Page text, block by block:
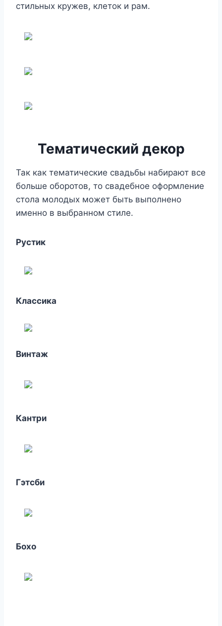
стильных кружев, клеток и рам.
Тематический декор
Так как тематические свадьбы набирают все
больше оборотов, то свадебное оформление
стола молодых может быть выполнено
именно в выбранном стиле.
Рустик
Классика
Винтаж
Кантри
Гэтсби
Бохо